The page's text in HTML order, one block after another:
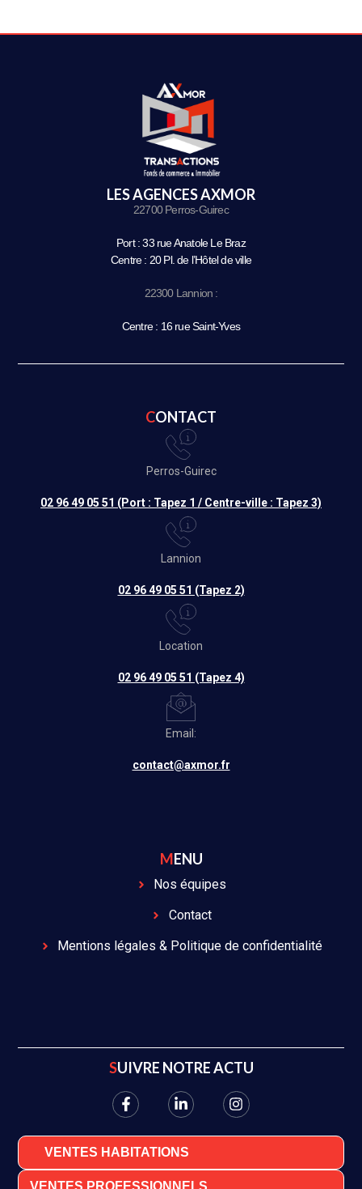
LES AGENCES AXMOR
22700 Perros-Guirec
Port : 33 rue Anatole Le Braz
Centre : 20 Pl. de l’Hôtel de ville
22300 Lannion :
Centre : 16 rue Saint-Yves
CONTACT
Perros-Guirec
02 96 49 05 51 (Port : Tapez 1 / Centre-ville : Tapez 3)
Lannion
02 96 49 05 51 (Tapez 2)
Location
02 96 49 05 51 (Tapez 4)
Email:
contact@axmor.fr
MENU
Nos équipes
Contact
Mentions légales & Politique de confidentialité
SUIVRE NOTRE ACTU
VENTES HABITATIONS
VENTES PROFESSIONNELS